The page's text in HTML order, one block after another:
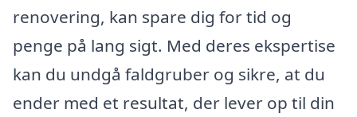
renovering, kan spare dig for tid og
penge på lang sigt. Med deres ekspertise
kan du undgå faldgruber og sikre, at du
ender med et resultat, der lever op til din